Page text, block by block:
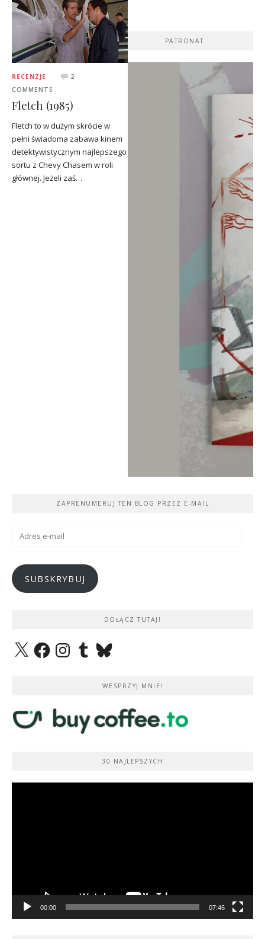
RECENZJE
2
COMMENTS
Fletch (1985)
Fletch to w dużym skrócie w
pełni świadoma zabawa kinem
detektywistycznym najlepszego
sortu z Chevy Chasem w roli
głównej. Jeżeli zaś…
PATRONAT
ZAPRENUMERUJ TEN BLOG PRZEZ E-MAIL
Adres
SUBSKRYBUJ
DOŁĄCZ TUTAJ!
X FacebookInstagramTumblrBluesky
WESPRZYJ MNIE!
30 NAJLEPSZYCH
00:00 07:46